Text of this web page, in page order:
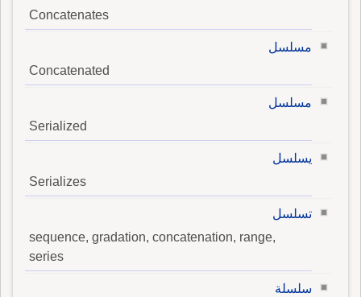
Concatenates
مسلسل
Concatenated
مسلسل
Serialized
يسلسل
Serializes
تسلسل
sequence, gradation, concatenation, range,
series
سلسلة